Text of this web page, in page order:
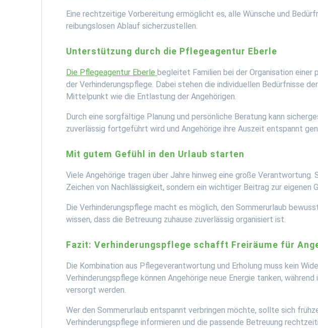
Eine rechtzeitige Vorbereitung ermöglicht es, alle Wünsche und
reibungslosen Ablauf sicherzustellen.
Unterstützung durch die Pflegeagentur Eberle
Die Pflegeagentur Eberle begleitet Familien bei der Organisation einer
der Verhinderungspflege. Dabei stehen die individuellen Bedürfnisse
Mittelpunkt wie die Entlastung der Angehörigen.
Durch eine sorgfältige Planung und persönliche Beratung kann
zuverlässig fortgeführt wird und Angehörige ihre Auszeit entspannt
Mit gutem Gefühl in den Urlaub starten
Viele Angehörige tragen über Jahre hinweg eine große Verantwortung.
Zeichen von Nachlässigkeit, sondern ein wichtiger Beitrag zur eigenen
Die Verhinderungspflege macht es möglich, den Sommerurlaub
wissen, dass die Betreuung zuhause zuverlässig organisiert ist.
Fazit: Verhinderungspflege schafft Freiräume für
Die Kombination aus Pflegeverantwortung und Erholung muss kein
Verhinderungspflege können Angehörige neue Energie tanken,
versorgt werden.
Wer den Sommerurlaub entspannt verbringen möchte, sollte sich
Verhinderungspflege informieren und die passende Betreuung